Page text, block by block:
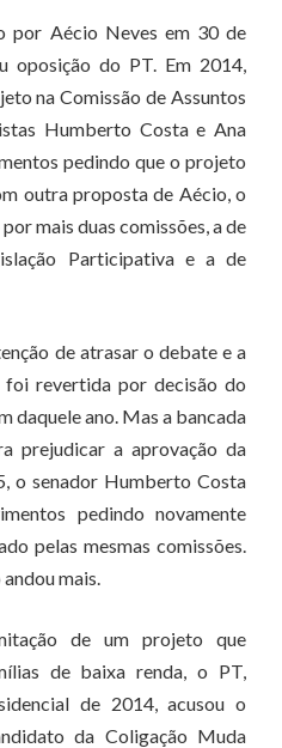
por Aécio Neves em 30 de
oposição do PT. Em 2014,
na Comissão de Assuntos
Humberto Costa e Ana
pedindo que o projeto
outra proposta de Aécio, o
mais duas comissões, a de
Participativa e a de
de atrasar o debate e a
revertida por decisão do
daquele ano. Mas a bancada
prejudicar a aprovação da
o senador Humberto Costa
pedindo novamente
pelas mesmas comissões.
mais.
de um projeto que
de baixa renda, o PT,
de 2014, acusou o
da Coligação Muda